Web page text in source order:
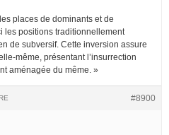
places de dominants et de
les positions traditionnellement
de subversif. Cette inversion assure
même, présentant l’insurrection
aménagée du même. »
#8900